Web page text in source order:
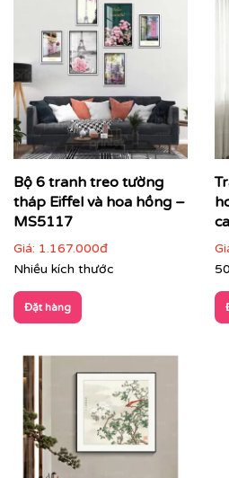
Phòng làm việc: giúp thư
hứng sáng tạo
Bộ 6 tranh treo tường
tháp Eiffel và hoa hồng –
MS5117
Giá: 1.167.000đ
Nhiều kích thước
Đặt hàng